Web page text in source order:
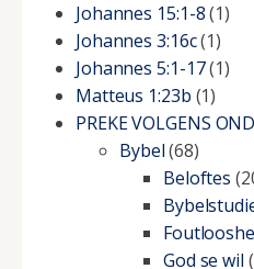
Johannes 15:1-8(1)
Johannes 3:16c(1)
Johannes 5:1-17(1)
Matteus 1:23b (1)
PREKE VOLGENS
Bybel(68)
Beloftes
God se wil